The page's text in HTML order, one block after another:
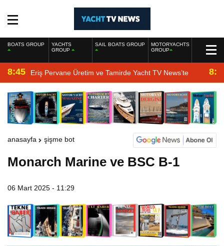
BOATS GROUP
YACHTS
GROUP
SAIL BOATS GROUP
MOTORYACHTS
GROUP
8:45 Eriş Pervane Üretim ve Tamirde Yacht TV News’te
anasayfa şişme bot
Monarch Marine ve BSC B-1
06 Mart 2025 - 11:29